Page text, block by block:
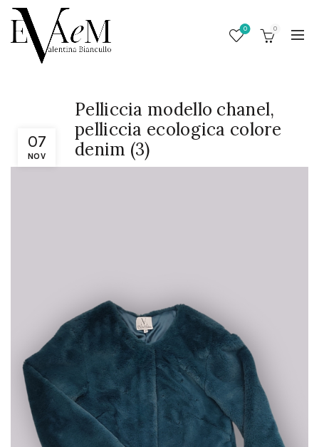
0 0
07
NOV
Pelliccia modello chanel,
pelliccia ecologica colore
denim (3)